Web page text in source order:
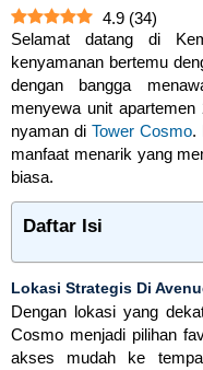
4.9 (34)
Selamat datang di
kenyamanan bertemu
dengan bangga
menyewa unit
nyaman di Tower Cosmo.
manfaat menarik yang
biasa.
Daftar Isi
Lokasi Strategis Di
Dengan lokasi yang
Cosmo menjadi pilihan
akses mudah ke